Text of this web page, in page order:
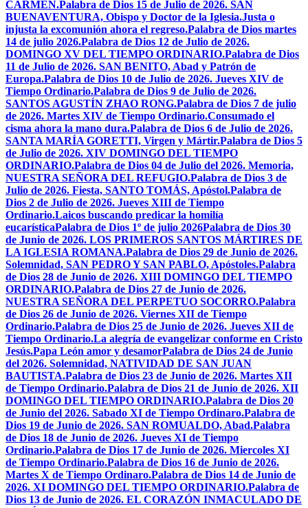
CARMEN.Palabra de Dios 15 de Julio de 2026. SAN
BUENAVENTURA, Obispo y Doctor de la Iglesia.Justa o
injusta la excomunión ahora el regreso.Palabra de Dios martes
14 de julio 2026.Palabra de Dios 12 de Julio de 2026.
DOMINGO XV DEL TIEMPO ORDINARIO.Palabra de Dios
11 de Julio de 2026. SAN BENITO, Abad y Patrón de
Europa.Palabra de Dios 10 de Julio de 2026. Jueves XIV de
Tiempo Ordinario.Palabra de Dios 9 de Julio de 2026.
SANTOS AGUSTÍN ZHAO RONG.Palabra de Dios 7 de julio
de 2026. Martes XIV de Tiempo Ordinario.Consumado el
cisma ahora la mano dura.Palabra de Dios 6 de Julio de 2026.
SANTA MARÍA GORETTI, Virgen y Mártir.Palabra de Dios 5
de Julio de 2026. XIV DOMINGO DEL TIEMPO
ORDINARIO.Palabra de Dios 04 de Julio del 2026. Memoria,
NUESTRA SEÑORA DEL REFUGIO.Palabra de Dios 3 de
Julio de 2026. Fiesta, SANTO TOMÁS, Apóstol.Palabra de
Dios 2 de Julio de 2026. Jueves XIII de Tiempo
Ordinario.Laicos buscando predicar la homilía
eucarísticaPalabra de Dios 1º de julio 2026Palabra de Dios 30
de Junio de 2026. LOS PRIMEROS SANTOS MÁRTIRES DE
LA IGLESIA ROMANA.Palabra de Dios 29 de Junio de 2026.
Solemnidad, SAN PEDRO Y SAN PABLO, Apóstoles.Palabra
de Dios 28 de Junio de 2026. XIII DOMINGO DEL TIEMPO
ORDINARIO.Palabra de Dios 27 de Junio de 2026.
NUESTRA SEÑORA DEL PERPETUO SOCORRO.Palabra
de Dios 26 de Junio de 2026. Viernes XII de Tiempo
Ordinario.Palabra de Dios 25 de Junio de 2026. Jueves XII de
Tiempo Ordinario.La alegría de evangelizar conforme en Cristo
Jesús.Papa León amor y desamorPalabra de Dios 24 de Junio
del 2026. Solemnidad, NATIVIDAD DE SAN JUAN
BAUTISTA.Palabra de Dios 23 de Junio de 2026. Martes XII
de Tiempo Ordinario.Palabra de Dios 21 de Junio de 2026. XII
DOMINGO DEL TIEMPO ORDINARIO.Palabra de Dios 20
de Junio del 2026. Sabado XI de Tiempo Ordinaro.Palabra de
Dios 19 de Junio de 2026. SAN ROMUALDO, Abad.Palabra
de Dios 18 de Junio de 2026. Jueves XI de Tiempo
Ordinario.Palabra de Dios 17 de Junio de 2026. Miercoles XI
de Tiempo Ordinario.Palabra de Dios 16 de Junio de 2026.
Martes X de Tiempo Ordinaro.Palabra de Dios 14 de Junio de
2026. XI DOMINGO DEL TIEMPO ORDINARIO.Palabra de
Dios 13 de Junio de 2026. EL CORAZÓN INMACULADO DE